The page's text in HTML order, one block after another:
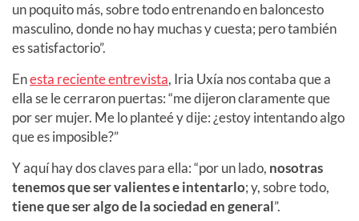
un poquito más, sobre todo entrenando en baloncesto
masculino, donde no hay muchas y cuesta; pero también
es satisfactorio”.
Enesta reciente entrevista, Iria Uxía nos contaba que a
ella se le cerraron puertas: “me dijeron claramente que
por ser mujer. Me lo planteé y dije: ¿estoy intentando algo
que es imposible?”
Y aquí hay dos claves para ella: “por un lado, nosotras
tenemos que ser valientes e intentarlo; y, sobre todo,
tiene que ser algo de la sociedad en general”.